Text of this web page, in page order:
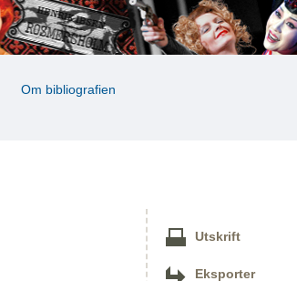
Om bibliografien
Utskrift
Eksporter